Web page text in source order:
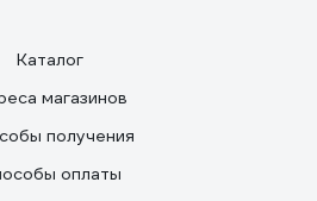
Каталог
магазинов
получения
оплаты